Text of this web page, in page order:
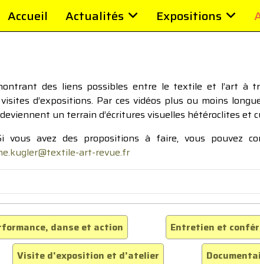
Accueil Actualités Expositions
des liens possibles entre le textile et l’art à
d’expositions. Par ces vidéos plus ou moins
un terrain d’écritures visuelles hétéroclites et
avez des propositions à faire, vous pouvez
art-revue.fr
danse et action
Entretien et
Visite d'exposition et d'atelier